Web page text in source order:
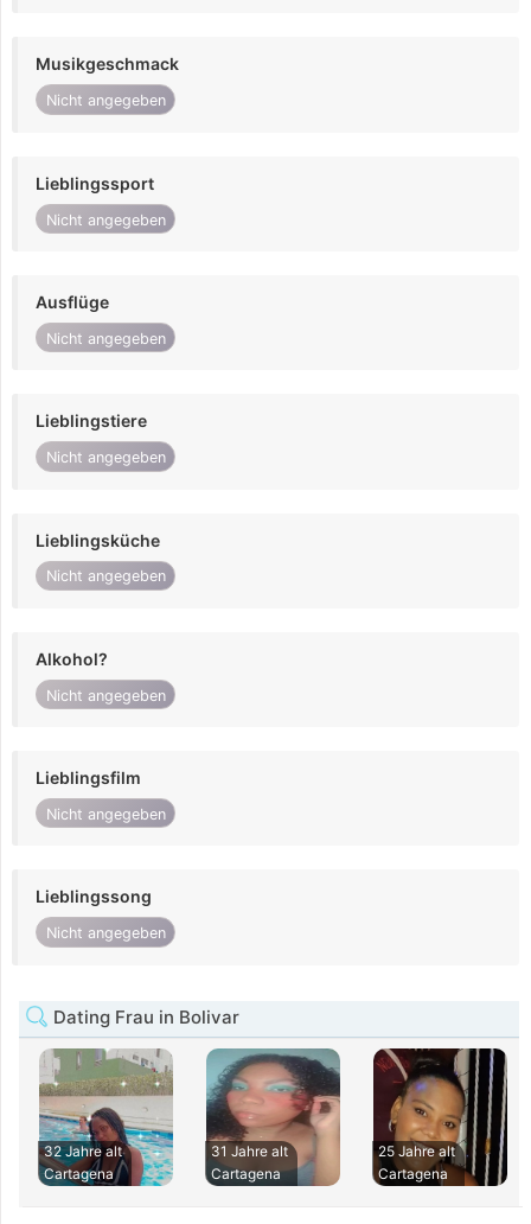
Musikgeschmack
Nicht angegeben
Lieblingssport
Nicht angegeben
Ausflüge
Nicht angegeben
Lieblingstiere
Nicht angegeben
Lieblingsküche
Nicht angegeben
Alkohol?
Nicht angegeben
Lieblingsfilm
Nicht angegeben
Lieblingssong
Nicht angegeben
Dating Frau in Bolivar
32 Jahre alt
Cartagena
31 Jahre alt
Cartagena
25 Jahre alt
Cartagena